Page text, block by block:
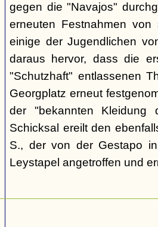
gegen die "Navajos"
erneuten Festnahmen
einige der Jugendlichen
daraus hervor, dass die
"Schutzhaft" entlassenen
Georgplatz erneut
der "bekannten Kleidung
Schicksal ereilt den
S., der von der Gestapo
Leystapel angetroffen und